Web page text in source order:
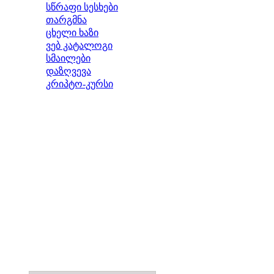
სწრაფი სესხები
თარგმნა
ცხელი ხაზი
ვებ კატალოგი
სმაილები
დაზღვევა
კრიპტო-კურსი